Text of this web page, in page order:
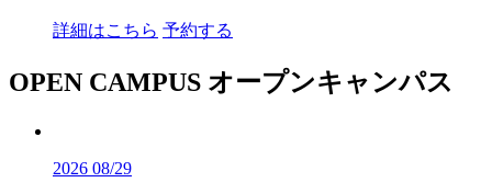
詳細はこちら 予約する
OPEN CAMPUS オープンキャンパス
2026 08/29